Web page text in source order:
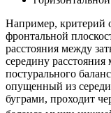
Например, критерий
фронтальной
расстояния между
середину
постурального
опущенный из
буграми, проходит